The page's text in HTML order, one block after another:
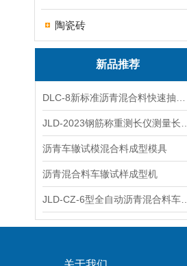
陶瓷砖
新品推荐
沥青车辙试模混合料成型模具
沥青混合料车辙试样成型机